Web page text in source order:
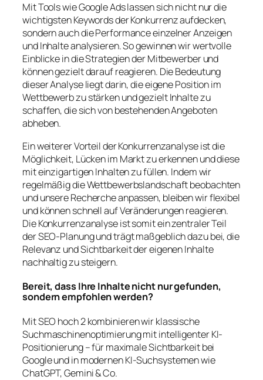
Mit Tools wie Google Ads lassen sich nicht nur die
wichtigsten Keywords der Konkurrenz aufdecken,
sondern auch die Performance einzelner Anzeigen
und Inhalte analysieren. So gewinnen wir wertvolle
Einblicke in die Strategien der Mitbewerber und
können gezielt darauf reagieren. Die Bedeutung
dieser Analyse liegt darin, die eigene Position im
Wettbewerb zu stärken und gezielt Inhalte zu
schaffen, die sich von bestehenden Angeboten
abheben.
Ein weiterer Vorteil der Konkurrenzanalyse ist die
Möglichkeit, Lücken im Markt zu erkennen und diese
mit einzigartigen Inhalten zu füllen. Indem wir
regelmäßig die Wettbewerbslandschaft beobachten
und unsere Recherche anpassen, bleiben wir flexibel
und können schnell auf Veränderungen reagieren.
Die Konkurrenzanalyse ist somit ein zentraler Teil
der SEO-Planung und trägt maßgeblich dazu bei, die
Relevanz und Sichtbarkeit der eigenen Inhalte
nachhaltig zu steigern.
Bereit, dass Ihre Inhalte nicht nur gefunden,
sondern empfohlen werden?
MitSEO hoch 2kombinieren wir klassische
Suchmaschinenoptimierung mit intelligenter KI-
Positionierung – für maximale Sichtbarkeit bei
Googleundin modernen KI-Suchsystemen wie
ChatGPT, Gemini & Co.